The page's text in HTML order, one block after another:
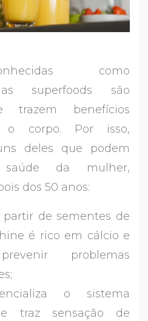
como
as superfoods são
trazem benefícios
o corpo. Por isso,
deles que podem
da mulher,
dos 50 anos:
partir de sementes de
é rico em cálcio e
problemas
o sistema
traz sensação de